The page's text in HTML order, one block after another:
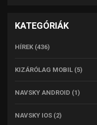
KATEGÓRIÁK
HÍREK (436)
KIZÁRÓLAG MOBIL (5)
NAVSKY ANDROID (1)
NAVSKY IOS (2)